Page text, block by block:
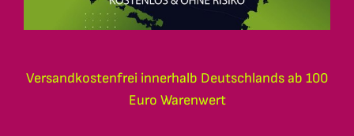
Versandkostenfrei innerhalb Deutschlands ab 100
Euro Warenwert